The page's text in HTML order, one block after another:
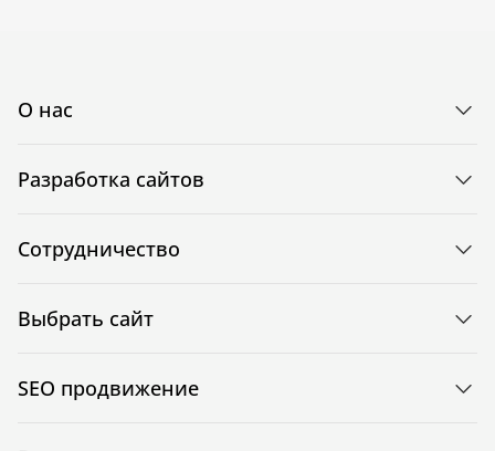
О нас
Разработка сайтов
Сотрудничество
Выбрать сайт
SEO продвижение